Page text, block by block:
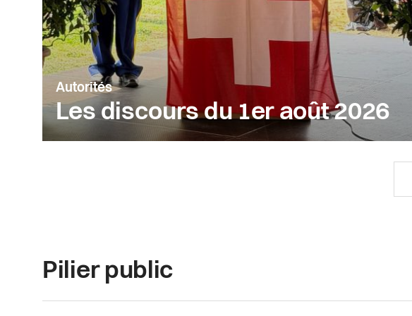
Autorités
Les discours du 1er août 2026
Pilier public